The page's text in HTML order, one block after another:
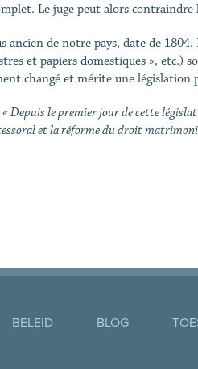
Le juge peut alors contraindre
ancien de notre pays, date de
et papiers domestiques », etc.)
changé et mérite une législation
« Depuis le premier jour de cette
et la réforme du droit
BELEID BLOG